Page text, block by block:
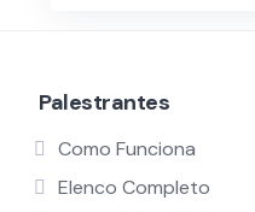
Palestrantes
Como Funciona
Elenco Completo